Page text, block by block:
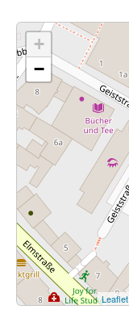
+
−
Leaflet